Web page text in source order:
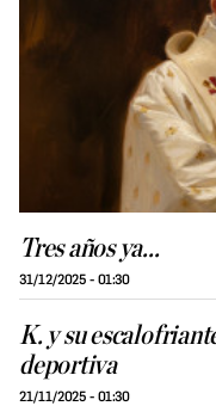
Tres años ya...
31/12/2025 - 01:30
K. y su
deportiva
21/11/2025 - 01:30